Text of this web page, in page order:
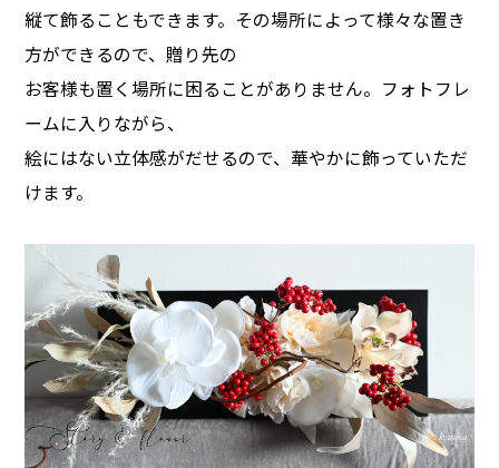
縦て飾ることもできます。その場所によって様々な置き
方ができるので、贈り先の
お客様も置く場所に困ることがありません。フォトフレ
ームに入りながら、
絵にはない立体感がだせるので、華やかに飾っていただ
けます。